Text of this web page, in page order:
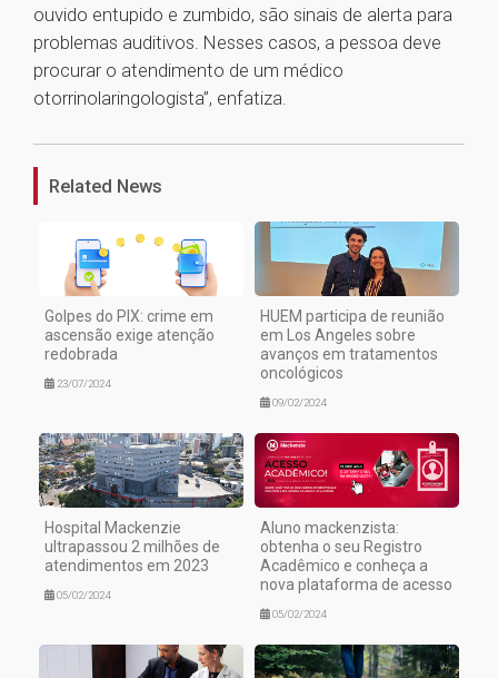
ouvido entupido e zumbido, são sinais de alerta para
problemas auditivos. Nesses casos, a pessoa deve
procurar o atendimento de um médico
otorrinolaringologista”, enfatiza.
1
Related News
Golpes do PIX: crime em
ascensão exige atenção
redobrada
23/07/2024
HUEM participa de reunião
em Los Angeles sobre
avanços em tratamentos
oncológicos
09/02/2024
Hospital Mackenzie
ultrapassou 2 milhões de
atendimentos em 2023
05/02/2024
Aluno mackenzista:
obtenha o seu Registro
Acadêmico e conheça a
nova plataforma de acesso
05/02/2024